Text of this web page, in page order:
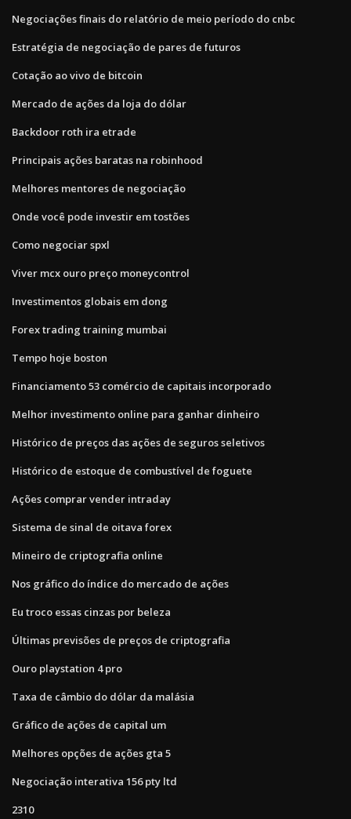
Negociações finais do relatório de meio período do cnbc
Estratégia de negociação de pares de futuros
Cotação ao vivo de bitcoin
Mercado de ações da loja do dólar
Backdoor roth ira etrade
Principais ações baratas na robinhood
Melhores mentores de negociação
Onde você pode investir em tostões
Como negociar spxl
Viver mcx ouro preço moneycontrol
Investimentos globais em dong
Forex trading training mumbai
Tempo hoje boston
Financiamento 53 comércio de capitais incorporado
Melhor investimento online para ganhar dinheiro
Histórico de preços das ações de seguros seletivos
Histórico de estoque de combustível de foguete
Ações comprar vender intraday
Sistema de sinal de oitava forex
Mineiro de criptografia online
Nos gráfico do índice do mercado de ações
Eu troco essas cinzas por beleza
Últimas previsões de preços de criptografia
Ouro playstation 4 pro
Taxa de câmbio do dólar da malásia
Gráfico de ações de capital um
Melhores opções de ações gta 5
Negociação interativa 156 pty ltd
2310